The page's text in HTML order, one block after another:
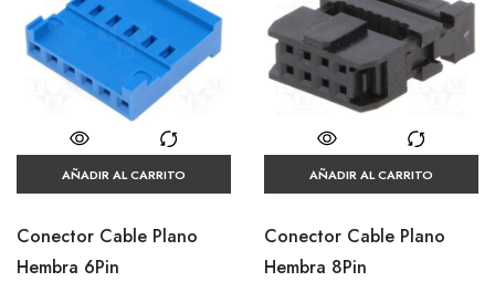
AÑADIR AL CARRITO
Conector Cable Plano
Hembra 6Pin
AÑADIR AL CARRITO
Conector Cable Plano
Hembra 8Pin